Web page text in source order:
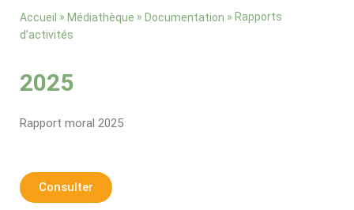
Accueil » Médiathèque » Documentation » Rapports
d’activités
2025
Rapport moral 2025
Consulter